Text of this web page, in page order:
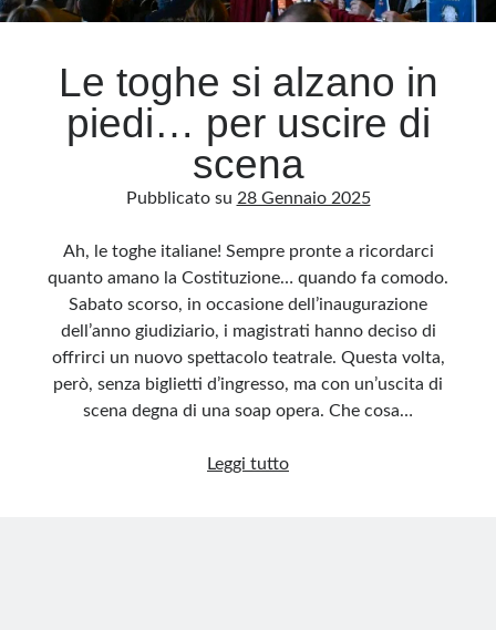
Le toghe si alzano in
piedi… per uscire di
scena
Pubblicato su 28 Gennaio 2025
Ah, le toghe italiane! Sempre pronte a ricordarci
quanto amano la Costituzione… quando fa comodo.
Sabato scorso, in occasione dell’inaugurazione
dell’anno giudiziario, i magistrati hanno deciso di
offrirci un nuovo spettacolo teatrale. Questa volta,
però, senza biglietti d’ingresso, ma con un’uscita di
scena degna di una soap opera. Che cosa…
Leggi tuttoLe